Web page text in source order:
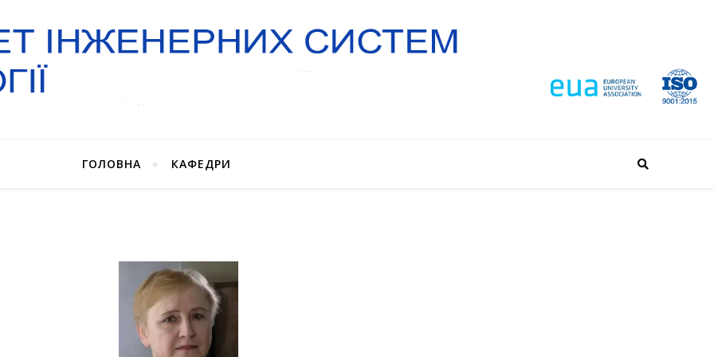
ГОЛОВНА КАФЕДРИ